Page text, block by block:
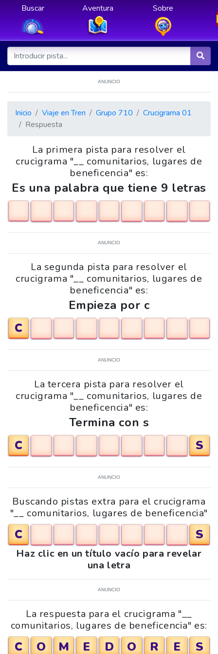
Buscar Aventura Sobre
ANUNCIO
Inicio Viaje en Tren Grupo 710
Crucigrama 01
Respuesta
La primera pista para resolver el
crucigrama "__ comunitarios, lugares de
beneficencia" es:
Es una palabra que tiene 9 letras
ANUNCIO
La segunda pista para resolver el
crucigrama "__ comunitarios, lugares de
beneficencia" es:
Empieza por c
C
ANUNCIO
La tercera pista para resolver el
crucigrama "__ comunitarios, lugares de
beneficencia" es:
Termina con s
C
S
ANUNCIO
Buscando pistas extra para el crucigrama
"__ comunitarios, lugares de beneficencia"
C S
Haz clic en un título vacío para revelar
una letra
ANUNCIO
La respuesta para el crucigrama "__
comunitarios, lugares de beneficencia" es:
C O M E D O R E S